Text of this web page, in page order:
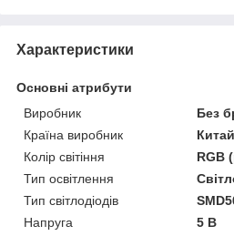
Характеристики
Основні атрибути
Виробник
Без
Країна виробник
Китай
Колір світіння
RGB
Тип освітлення
Тип світлодіодів
Напруга
5 В